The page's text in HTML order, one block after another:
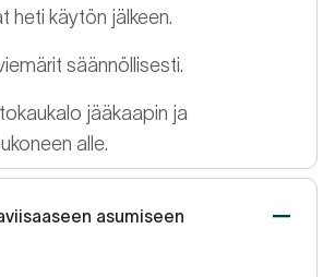
heti käytön jälkeen.
säännöllisesti.
jääkaapin ja
alle.
asumiseen